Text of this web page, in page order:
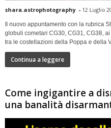
shara.astrophotography - 12 Luglio
Il nuovo appuntamento con la rubrica
globuli cometari CG30, CG31, CG38,
tra le costellazioni della Poppa e della
Continua a leggere
Come ingigantire a
una banalità